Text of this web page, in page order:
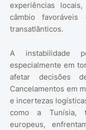
experiências
câmbio
transatlânticos.
A instabilidade
especialmente em
afetar decisões
Cancelamentos em
e incertezas
como a Tunísia,
europeus,